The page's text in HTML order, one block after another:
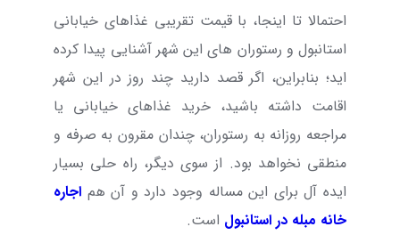
احتمالا تا اینجا، با قیمت تقریبی غذاهای خیابانی
استانبول و رستوران های این شهر آشنایی پیدا کرده
اید؛ بنابراین، اگر قصد دارید چند روز در این شهر
اقامت داشته باشید، خرید غذاهای خیابانی یا
مراجعه روزانه به رستوران، چندان مقرون به صرفه و
منطقی نخواهد بود. از سوی دیگر، راه حلی بسیار
ایده آل برای این مساله وجود دارد و آن هم اجاره
خانه مبله در استانبول است.